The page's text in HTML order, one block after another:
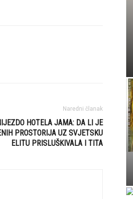
Naredni članak
HOTELA JAMA: DA LI JE
PROSTORIJA UZ SVJETSKU
ELITU PRISLUŠKIVALA I TITA